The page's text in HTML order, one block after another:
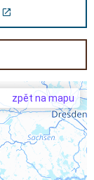
zpět na mapu